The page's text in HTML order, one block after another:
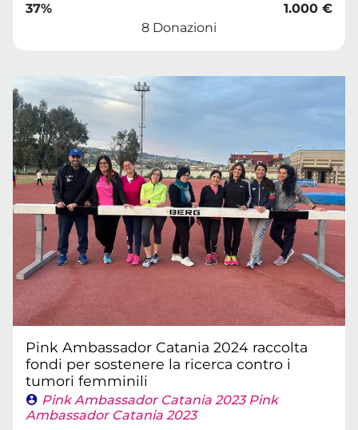
37%
1.000 €
8 Donazioni
Pink Ambassador Catania 2024 raccolta
fondi per sostenere la ricerca contro i
tumori femminili
Pink Ambassador Catania 2023 Pink
Ambassador Catania 2023